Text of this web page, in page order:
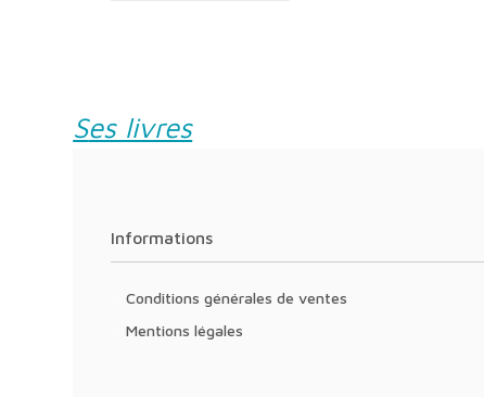
Ses livres
Informations
Conditions générales de ventes
Mentions légales